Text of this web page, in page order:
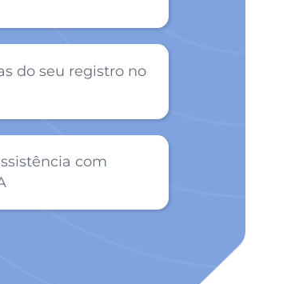
do seu registro no
com